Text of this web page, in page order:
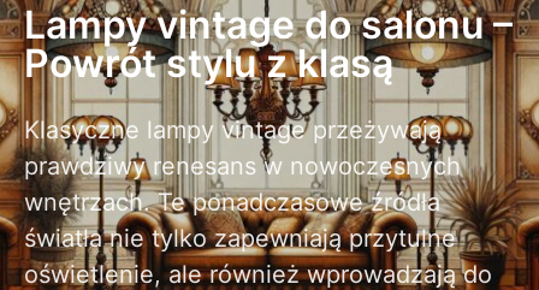
Lampy vintage do salonu –
Powrót stylu z klasą
Klasyczne lampy vintage przeżywają
prawdziwy renesans w nowoczesnych
wnętrzach. Te ponadczasowe źródła
światła nie tylko zapewniają przytulne
oświetlenie, ale również wprowadzają do